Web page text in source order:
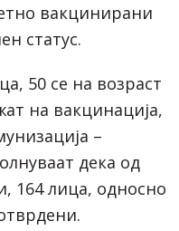
вакцинирани
статус.
50 се на возраст
на вакцинација,
–
дека од
164 лица, односно